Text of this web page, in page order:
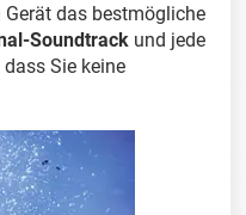
das bestmögliche
Soundtrack und jede
Sie keine